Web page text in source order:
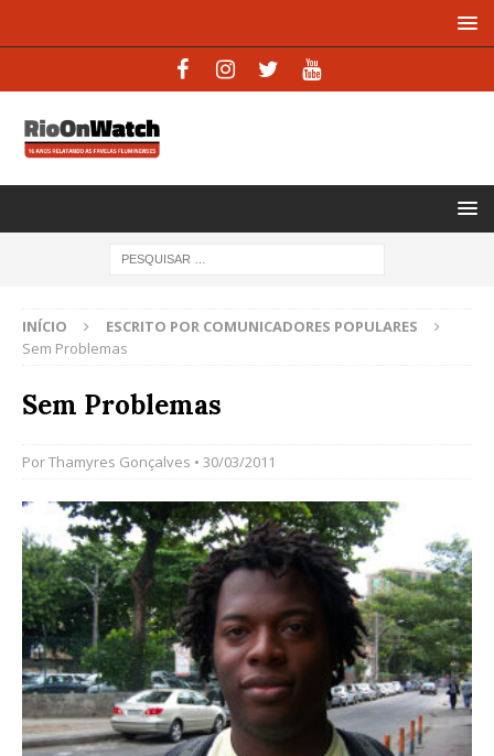
INÍCIO
ESCRITO POR COMUNICADORES POPULARES
Sem Problemas
Sem Problemas
PorThamyres Gonçalves • 30/03/2011